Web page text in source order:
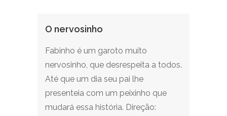
O nervosinho
Fabinho é um garoto muito
nervosinho, que desrespeita a todos.
Até que um dia seu pai lhe
presenteia com um peixinho que
mudará essa história. Direção: